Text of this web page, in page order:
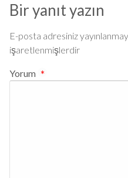
Bir yanıt yazın
E-posta adresiniz
işaretlenmişlerdir
Yorum *